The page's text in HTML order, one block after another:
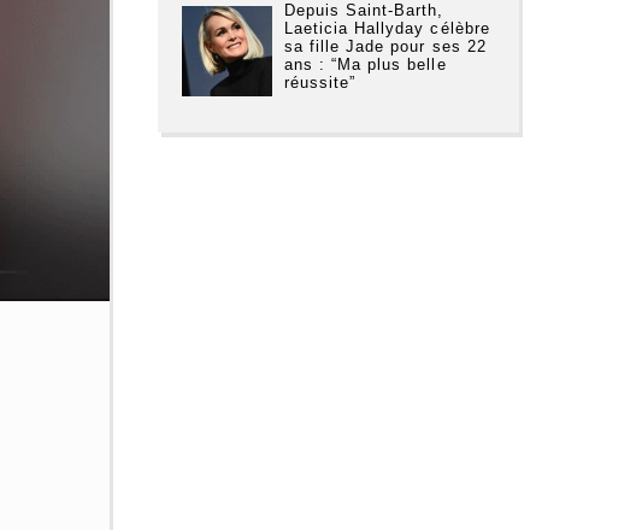
Depuis Saint-Barth,
Laeticia Hallyday célèbre
sa fille Jade pour ses 22
ans : “Ma plus belle
réussite”